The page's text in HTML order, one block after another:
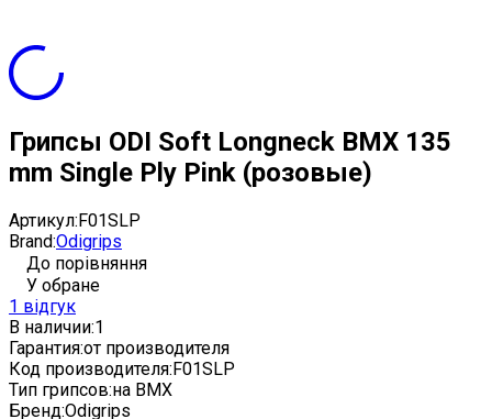
Грипсы ODI Soft Longneck BMX 135
mm Single Ply Pink (розовые)
Артикул:F01SLP
Brand:Odigrips
До порівняння
У обране
1 відгук
В наличии:1
Гарантия:от производителя
Код производителя:F01SLP
Тип грипсов:на BMX
Бренд:Odigrips